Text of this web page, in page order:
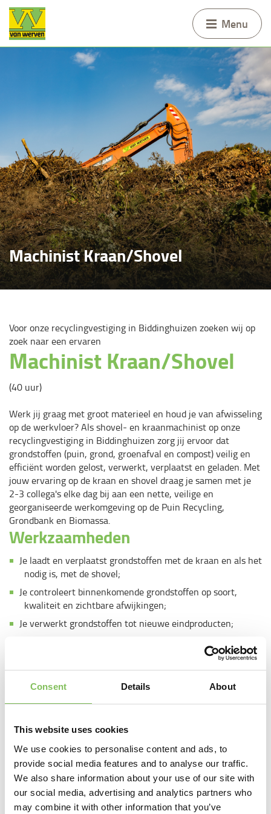
Consent Details About
This website uses cookies
We use cookies to personalise content and ads, to
provide social media features and to analyse our traffic.
We also share information about your use of our site with
our social media, advertising and analytics partners who
may combine it with other information that you’ve
Menu
Machinist Kraan/Shovel
Voor onze recyclingvestiging in Biddinghuizen zoeken wij op
zoek naar een ervaren
Machinist Kraan/Shovel
(40 uur)
Werk jij graag met groot materieel en houd je van afwisseling
op de werkvloer? Als shovel- en kraanmachinist op onze
recyclingvestiging in Biddinghuizen zorg jij ervoor dat
grondstoffen (puin, grond, groenafval en compost) veilig en
efficiënt worden gelost, verwerkt, verplaatst en geladen. Met
jouw ervaring op de kraan en shovel draag je samen met je
2-3 collega's elke dag bij aan een nette, veilige en
georganiseerde werkomgeving op de Puin Recycling,
Grondbank en Biomassa.
Werkzaamheden
Je laadt en verplaatst grondstoffen met de kraan en als het
nodig is, met de shovel;
Je controleert binnenkomende grondstoffen op soort,
kwaliteit en zichtbare afwijkingen;
Je verwerkt grondstoffen tot nieuwe eindproducten;
Je hebt regelmatig overleg met je collega's over de
werkverdeling;
Je stemt bijzonderheden af met de chauffeurs, zodat laden
Je houdt het terrein, de rijroutes en je werkplek netjes en
veilig;
Je voert dagelijks klein onderhoud uit aan je machine en
meldt technische bijzonderheden op tijd.